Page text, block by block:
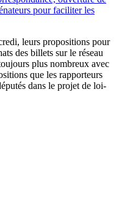
pour faciliter les
leurs propositions pour
des billets sur le réseau
plus nombreux avec
que les rapporteurs
dans le projet de loi-